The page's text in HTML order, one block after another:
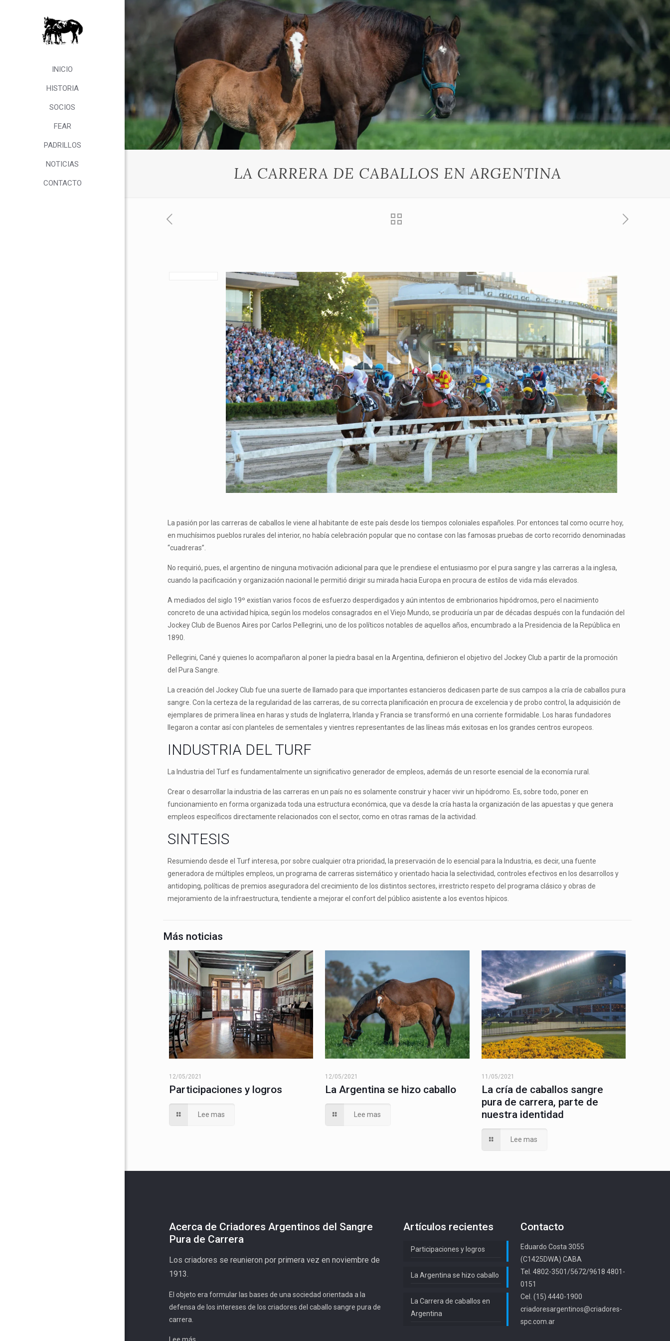
INICIO
HISTORIA
SOCIOS
FEAR
PADRILLOS
NOTICIAS
CONTACTO
LA CARRERA DE CABALLOS EN ARGENTINA
La pasión por las carreras de caballos le viene al habitante de este país desde los tiempos coloniales españoles. Por entonces tal como ocurre hoy,
en muchísimos pueblos rurales del interior, no había celebración popular que no contase con las famosas pruebas de corto recorrido denominadas
“cuadreras”.
No requirió, pues, el argentino de ninguna motivación adicional para que le prendiese el entusiasmo por el pura sangre y las carreras a la inglesa,
cuando la pacificación y organización nacional le permitió dirigir su mirada hacia Europa en procura de estilos de vida más elevados.
A mediados del siglo 19º existían varios focos de esfuerzo desperdigados y aún intentos de embrionarios hipódromos, pero el nacimiento
concreto de una actividad hípica, según los modelos consagrados en el Viejo Mundo, se produciría un par de décadas después con la fundación del
Jockey Club de Buenos Aires por Carlos Pellegrini, uno de los políticos notables de aquellos años, encumbrado a la Presidencia de la República en
1890.
Pellegrini, Cané y quienes lo acompañaron al poner la piedra basal en la Argentina, definieron el objetivo del Jockey Club a partir de la promoción
del Pura Sangre.
La creación del Jockey Club fue una suerte de llamado para que importantes estancieros dedicasen parte de sus campos a la cría de caballos pura
sangre. Con la certeza de la regularidad de las carreras, de su correcta planificación en procura de excelencia y de probo control, la adquisición de
ejemplares de primera línea en haras y studs de Inglaterra, Irlanda y Francia se transformó en una corriente formidable. Los haras fundadores
llegaron a contar así con planteles de sementales y vientres representantes de las líneas más exitosas en los grandes centros europeos.
INDUSTRIA DEL TURF
La Industria del Turf es fundamentalmente un significativo generador de empleos, además de un resorte esencial de la economía rural.
Crear o desarrollar la industria de las carreras en un país no es solamente construir y hacer vivir un hipódromo. Es, sobre todo, poner en
funcionamiento en forma organizada toda una estructura económica, que va desde la cría hasta la organización de las apuestas y que genera
empleos específicos directamente relacionados con el sector, como en otras ramas de la actividad.
SINTESIS
Resumiendo desde el Turf interesa, por sobre cualquier otra prioridad, la preservación de lo esencial para la Industria, es decir, una fuente
generadora de múltiples empleos, un programa de carreras sistemático y orientado hacia la selectividad, controles efectivos en los desarrollos y
antidoping, políticas de premios aseguradora del crecimiento de los distintos sectores, irrestricto respeto del programa clásico y obras de
mejoramiento de la infraestructura, tendiente a mejorar el confort del público asistente a los eventos hípicos.
Más noticias
12/05/2021
Participaciones y logros
Lee mas
12/05/2021
La Argentina se hizo caballo
Lee mas
11/05/2021
La cría de caballos sangre
pura de carrera, parte de
nuestra identidad
Lee mas
Acerca de Criadores Argentinos del Sangre
Pura de Carrera
Los criadores se reunieron por primera vez en noviembre de
1913.
El objeto era formular las bases de una sociedad orientada a la
defensa de los intereses de los criadores del caballo sangre pura de
carrera.
Lee más
Artículos recientes
Participaciones y logros
La Argentina se hizo caballo
La Carrera de caballos en
Argentina
Contacto
Eduardo Costa 3055
(C1425DWA) CABA
Tel. 4802-3501/5672/9618 4801-
0151
Cel. (15) 4440-1900
criadoresargentinos@criadores-
spc.com.ar